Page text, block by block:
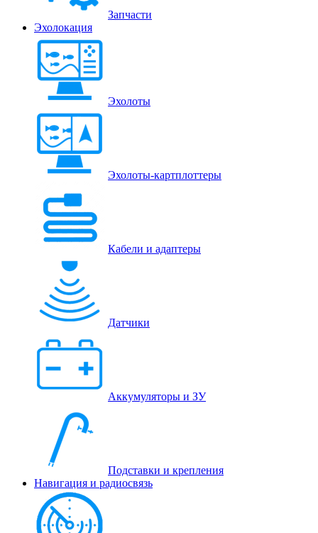
Запчасти
Эхолокация
Эхолоты
Эхолоты-картплоттеры
Кабели и адаптеры
Датчики
Аккумуляторы и ЗУ
Подставки и крепления
Навигация и радиосвязь